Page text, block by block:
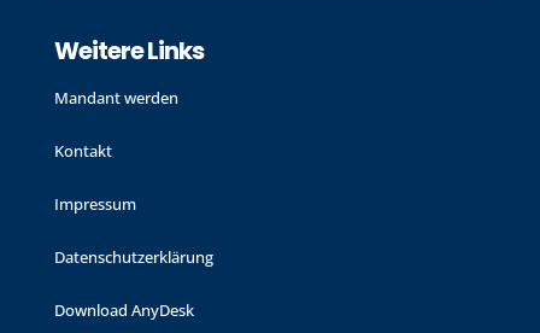
Weitere Links
Mandant werden
Kontakt
Impressum
Datenschutzerklärung
Download AnyDesk